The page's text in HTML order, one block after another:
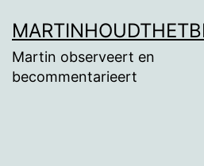
naar
de
Martin observeert en
becommentarieert